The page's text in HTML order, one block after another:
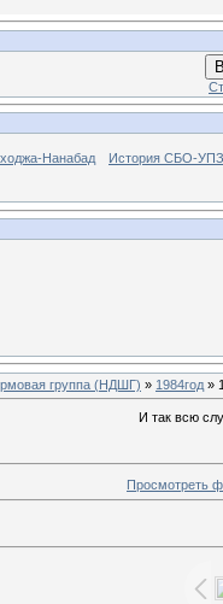
Нанабад История СБО-УПЗ
группа (НДШГ) » 1984год »
И так всю
Просмотреть